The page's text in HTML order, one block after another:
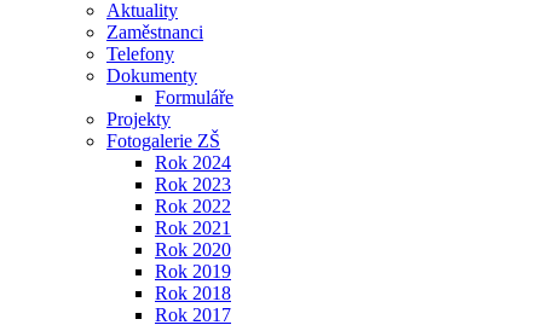
Aktuality
Zaměstnanci
Telefony
Dokumenty
Formuláře
Projekty
Fotogalerie ZŠ
Rok 2024
Rok 2023
Rok 2022
Rok 2021
Rok 2020
Rok 2019
Rok 2018
Rok 2017